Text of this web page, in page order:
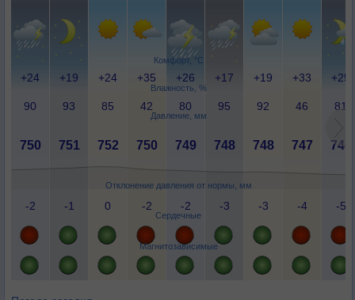
Комфорт, °C
Влажность, %
Давление, мм
Отклонение давления от нормы, мм
Сердечные
Магнитозависимые
+24 +19 +24 +35 +26 +17 +19 +33 +25
90 93 85 42 80 95 92 46 81
750 751 752 750 749 748 748 747 746
-2 -1 0 -2 -2 -3 -3 -4 -5